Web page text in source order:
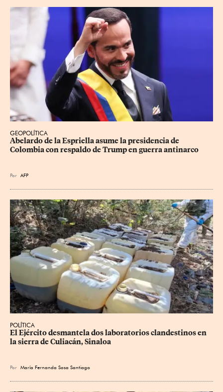
GEOPOLÍTICA
Abelardo de la Espriella asume la presidencia de
Colombia con respaldo de Trump en guerra antinarco
Por AFP
POLÍTICA
El Ejército desmantela dos laboratorios clandestinos en
la sierra de Culiacán, Sinaloa
Por María Fernanda Sosa Santiago